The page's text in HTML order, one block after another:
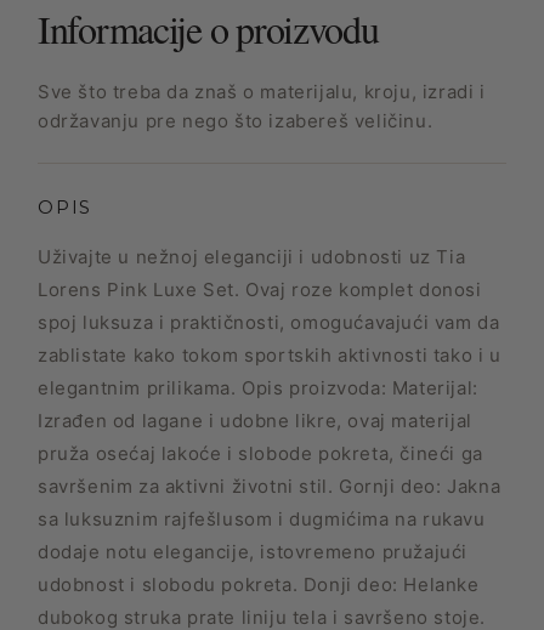
Informacije o proizvodu
Sve što treba da znaš o materijalu, kroju, izradi i
održavanju pre nego što izabereš veličinu.
OPIS
Uživajte u nežnoj eleganciji i udobnosti uz Tia
Lorens Pink Luxe Set. Ovaj roze komplet donosi
spoj luksuza i praktičnosti, omogućavajući vam da
zablistate kako tokom sportskih aktivnosti tako i u
elegantnim prilikama. Opis proizvoda: Materijal:
Izrađen od lagane i udobne likre, ovaj materijal
pruža osećaj lakoće i slobode pokreta, čineći ga
savršenim za aktivni životni stil. Gornji deo: Jakna
sa luksuznim rajfešlusom i dugmićima na rukavu
dodaje notu elegancije, istovremeno pružajući
udobnost i slobodu pokreta. Donji deo: Helanke
dubokog struka prate liniju tela i savršeno stoje.